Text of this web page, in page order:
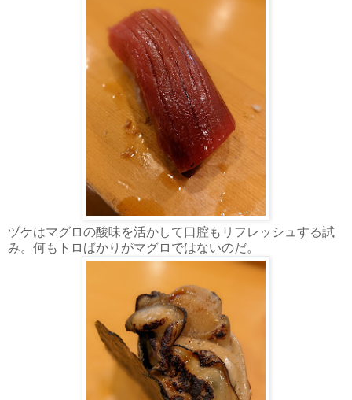
ヅケはマグロの酸味を活かして口腔もリフレッシュする試
み。何もトロばかりがマグロではないのだ。